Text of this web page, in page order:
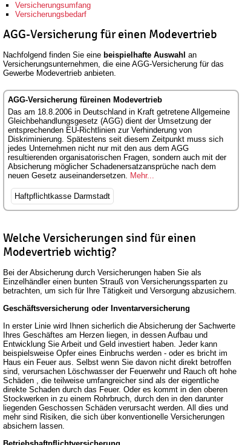
Versicherungsumfang
Versicherungsbedarf
AGG-Versicherung für einen Modevertrieb
Nachfolgend finden Sie eine beispielhafte Auswahl an
Versicherungsunternehmen, die eine AGG-Versicherung für das
Gewerbe Modevertrieb anbieten.
AGG-Versicherung füreinen Modevertrieb
Das am 18.8.2006 in Deutschland in Kraft getretene Allgemeine
Gleichbehandlungsgesetz (AGG) dient der Umsetzung der
entsprechenden EU-Richtlinien zur Verhinderung von
Diskriminierung. Spätestens seit diesem Zeitpunkt muss sich
jedes Unternehmen nicht nur mit den aus dem AGG
resultierenden organisatorischen Fragen, sondern auch mit der
Absicherung möglicher Schadenersatzansprüche nach dem
neuen Gesetz auseinandersetzen. Mehr...
Haftpflichtkasse Darmstadt
Welche Versicherungen sind für einen
Modevertrieb wichtig?
Bei der Absicherung durch Versicherungen haben Sie als
Einzelhändler einen bunten Strauß von Versicherungssparten zu
betrachten, um sich für Ihre Tätigkeit und Versorgung abzusichern.
Geschäftsversicherung oder Inventarversicherung
In erster Linie wird Ihnen sicherlich die Absicherung der Sachwerte
Ihres Geschäftes am Herzen liegen, in dessen Aufbau und
Entwicklung Sie Arbeit und Geld investiert haben. Jeder kann
beispielsweise Opfer eines Einbruchs werden - oder es bricht im
Haus ein Feuer aus. Selbst wenn Sie davon nicht direkt betroffen
sind, verursachen Löschwasser der Feuerwehr und Rauch oft hohe
Schäden , die teilweise umfangreicher sind als der eigentliche
direkte Schaden durch das Feuer. Oder es kommt in den oberen
Stockwerken in zu einem Rohrbruch, durch den in den darunter
liegenden Geschossen Schäden verursacht werden. All dies und
mehr sind Risiken, die sich über konventionelle Versicherungen
absichern lassen.